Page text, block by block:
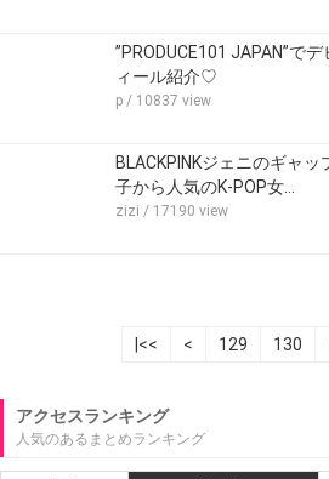
”PRODUCE101 JAPAN”で
ィール紹介♡
p / 10837 view
BLACKPINKジェニのギャ
子から人気のK-POP女…
zizi / 17190 view
|<< < 129 130
アクセスランキング
人気のあるまとめランキング